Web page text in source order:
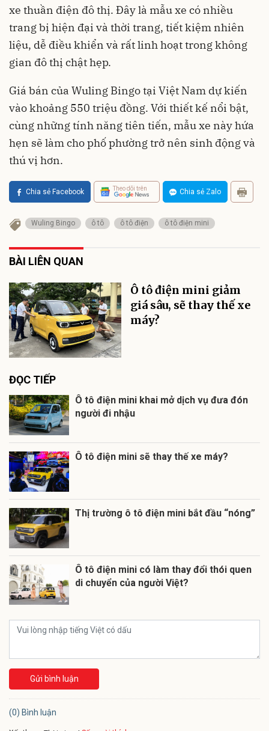
xe thuần điện đô thị. Đây là mẫu xe có nhiều
trang bị hiện đại và thời trang, tiết kiệm nhiên
liệu, dễ điều khiển và rất linh hoạt trong không
gian đô thị chật hẹp.
Giá bán của Wuling Bingo tại Việt Nam dự kiến
vào khoảng 550 triệu đồng. Với thiết kế nổi bật,
cùng những tính năng tiên tiến, mẫu xe này hứa
hẹn sẽ làm cho phố phường trở nên sinh động và
thú vị hơn.
Chia sẻ Facebook Theo dõi trên Chia sẻ Zalo
Wuling Bingo ô tô ô tô điện ô tô điện mini
BÀI LIÊN QUAN
Ô tô điện mini giảm
giá sâu, sẽ thay thế xe
máy?
ĐỌC TIẾP
Ô tô điện mini khai mở dịch vụ đưa đón
người đi nhậu
Ô tô điện mini sẽ thay thế xe máy?
Thị trường ô tô điện mini bắt đầu “nóng”
Ô tô điện mini có làm thay đổi thói quen
di chuyển của người Việt?
Gửi bình luận
(0) Bình luận